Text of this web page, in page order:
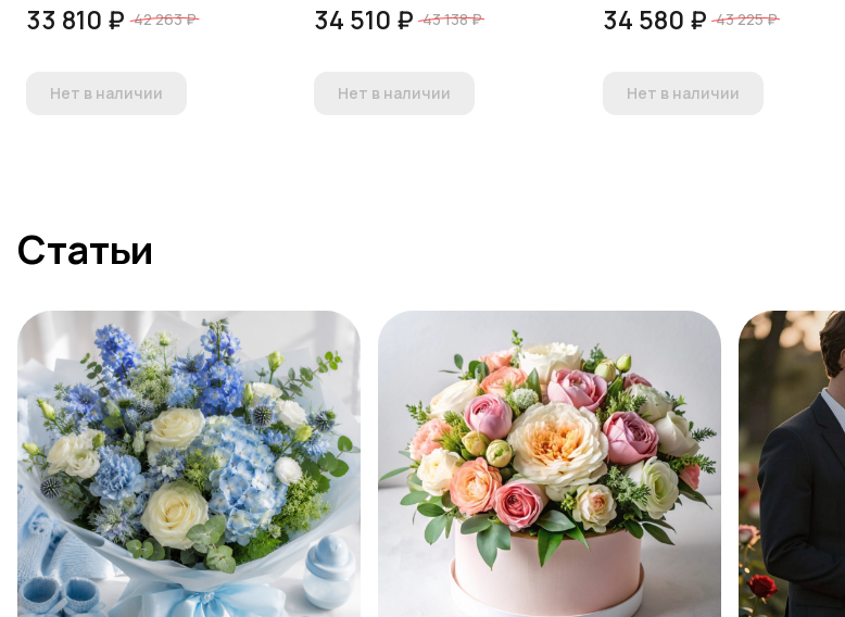
33 810 ₽ 42 263 ₽
Нет в наличии
34 510 ₽ 43 138 ₽
Нет в наличии
34 580 ₽ 43 225 ₽
Нет в наличии
Статьи